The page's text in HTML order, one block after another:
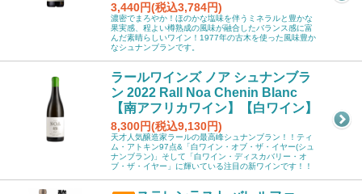
3,440円(税込3,784円)
濃密でまろやか！ほのかな塩味を伴うミネラルと豊かな
果実感、程よい樽熟成の風味が融合したバランス感に富
んだ素晴らしいワイン！1977年の古木を使った風味豊か
なシュナンブランです。
ラールワインズ ノア シュナンブラ
ン 2022 Rall Noa Chenin Blanc
【南アフリカワイン】【白ワイン】
8,300円(税込9,130円)
天才人気醸造家ラールの最高峰シュナンブラン！！ティ
ム・アトキン97点&「白ワイン・オブ・ザ・イヤー(シュ
ナンブラン)」そして「白ワイン・ディスカバリー・オ
ブ・ザ・イヤー」に輝いている注目の新ワインです！！